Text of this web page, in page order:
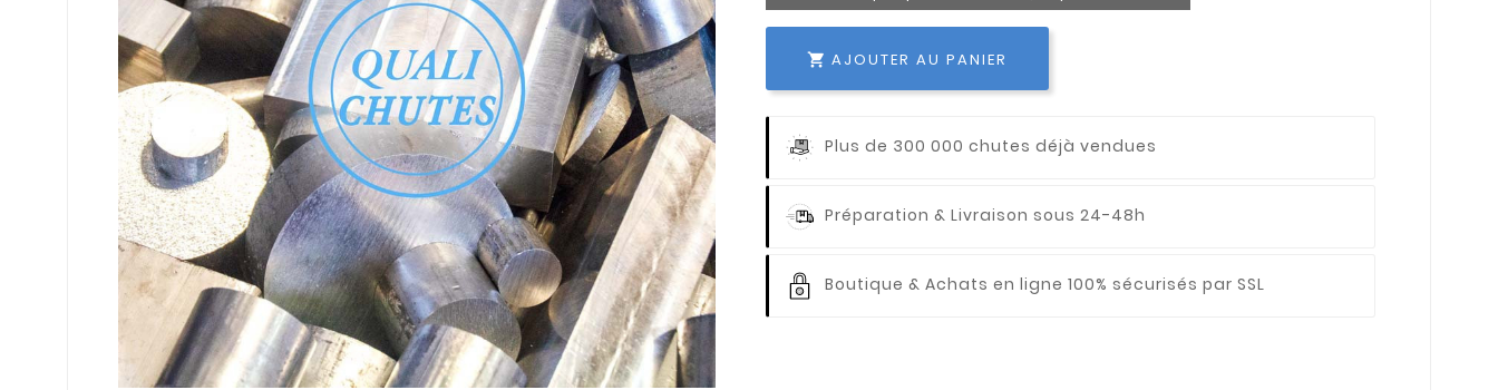
 AJOUTER AU PANIER
Plus de 300 000 chutes déjà vendues
Préparation & Livraison sous 24-48h
Boutique & Achats en ligne 100% sécurisés par SSL